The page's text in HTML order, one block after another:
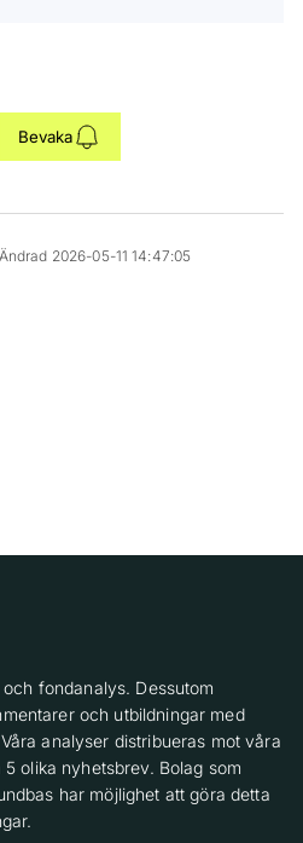
Bevaka
2026-05-11 14:47:05
fondanalys. Dessutom
och utbildningar med
analyser distribueras mot våra
olika nyhetsbrev. Bolag som
har möjlighet att göra detta